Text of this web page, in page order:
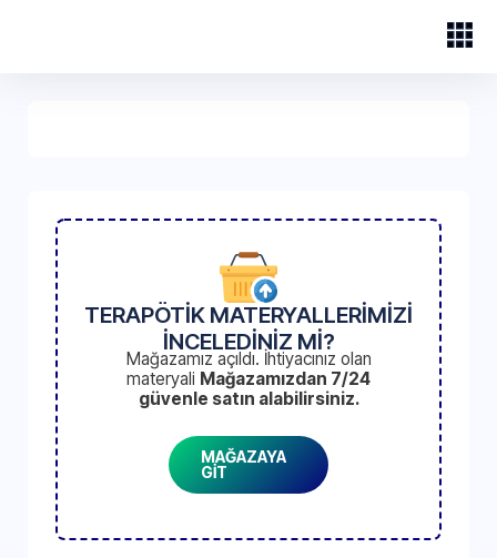
TERAPÖTİK MATERYALLERİMİZİ
İNCELEDİNİZ Mİ?
Mağazamız açıldı. İhtiyacınız olan
materyali Mağazamızdan 7/24
güvenle satın alabilirsiniz.
MAĞAZAYA
GİT